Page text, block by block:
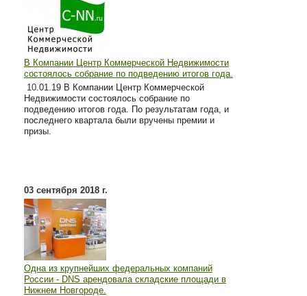
В Компании Центр Коммерческой Недвижимости
состоялось собрание по подведению итогов года.
10.01.19 В Компании Центр Коммерческой
Недвижимости состоялось собрание по
подведению итогов года. По результатам года, и
последнего квартала были вручены премии и
призы.
03 сентября 2018 г.
Одна из крупнейших федеральных компаний
России - DNS арендовала складские площади в
Нижнем Новгороде.